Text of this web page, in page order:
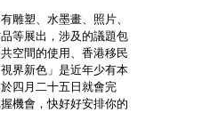
雕塑、水墨畫、照片、
等展出，涉及的議題包
空間的使用、香港移民
界新色」是近年少有本
四月二十五日就會完
機會，快好好安排你的